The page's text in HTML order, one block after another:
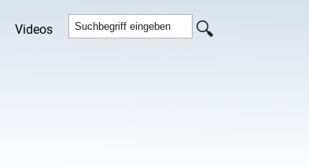
Videos